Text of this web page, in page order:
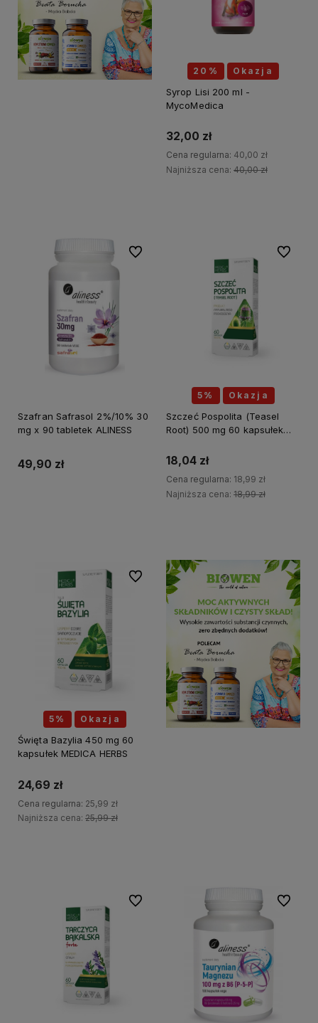
20% Okazja
Syrop Lisi 200 ml -
MycoMedica
32,00 zł
Cena regularna: 40,00 zł
Najniższa cena: 40,00 zł
Szafran Safrasol 2%/10% 30
mg x 90 tabletek ALINESS
49,90 zł
Do ulubionych
5% Okazja
Szczeć Pospolita (Teasel
Root) 500 mg 60 kapsułek
18,04 zł
Cena regularna: 18,99 zł
Najniższa cena: 18,99 zł
Do
5% Okazja
Święta Bazylia 450 mg 60
kapsułek MEDICA HERBS
24,69 zł
Cena regularna: 25,99 zł
Najniższa cena: 25,99 zł
Do ulubionych
Do ulubionych Do